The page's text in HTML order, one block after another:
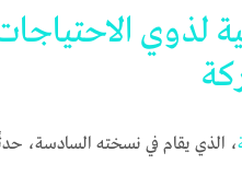
لذوي
، الذي يقام في نسخته السادسة،